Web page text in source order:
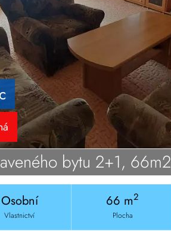
bytu 2+1, 66m2
Osobní
Vlastnictví
66 m2
Plocha